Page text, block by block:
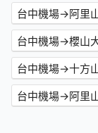
台中機場→阿里
台中機場→櫻山
台中機場→十方
台中機場→阿里